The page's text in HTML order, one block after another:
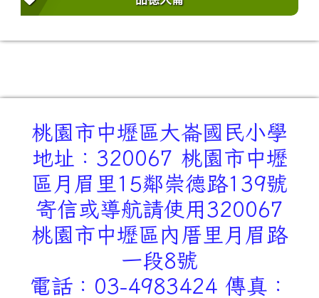
桃園市中壢區大崙國民小學
地址：320067 桃園市中壢
區月眉里15鄰崇德路139號
寄信或導航請使用320067
桃園市中壢區內厝里月眉路
一段8號
電話：03-4983424 傳真：